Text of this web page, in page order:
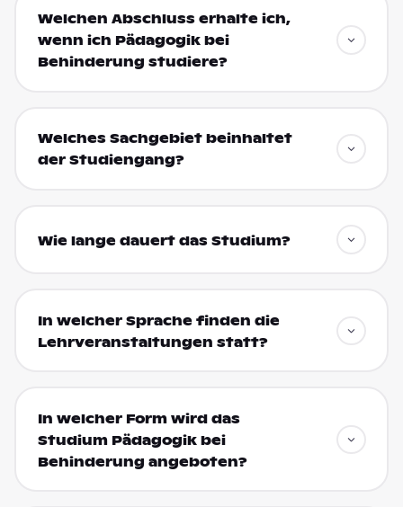
Welchen Abschluss erhalte ich,
wenn ich Pädagogik bei
Behinderung studiere?
Welches Sachgebiet beinhaltet
der Studiengang?
Wie lange dauert das Studium?
In welcher Sprache finden die
Lehrveranstaltungen statt?
In welcher Form wird das
Studium Pädagogik bei
Behinderung angeboten?